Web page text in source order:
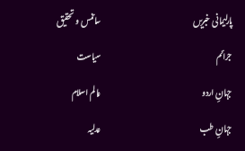
پارلیمانی خبریں
جرائم
جہانِ اردو
جہانِ طب
سائنس و تحقیق
سیاست
عالم اسلام
عدلیہ